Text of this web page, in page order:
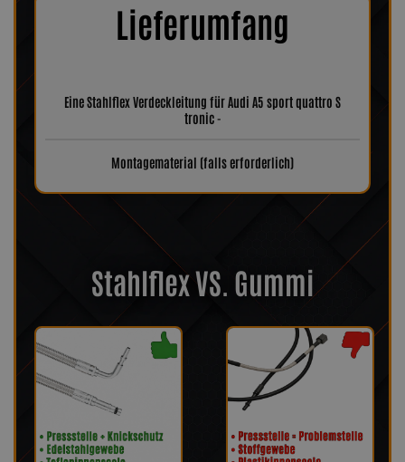
Lieferumfang
Eine Stahlflex Verdeckleitung für Audi A5 sport quattro S
tronic -
Montagematerial (falls erforderlich)
Stahlflex VS. Gummi